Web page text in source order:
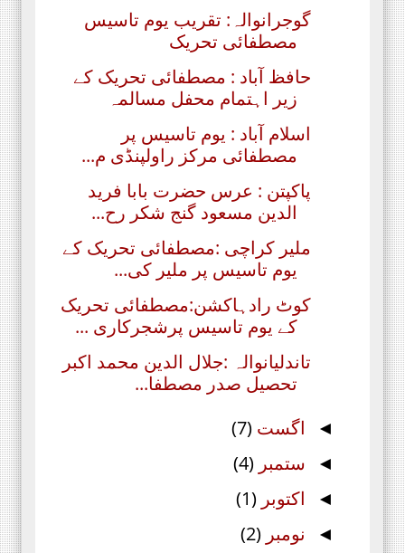
گوجرانوالہ: تقریب یوم تاسیس
مصطفائی تحریک
حافظ آباد : مصطفائی تحریک کے
زیر اہتمام محفل مسالمہ
اسلام آباد : یوم تاسیس پر
مصطفائی مرکز راولپنڈی م...
پاکپتن : عرس حضرت بابا فرید
الدین مسعود گنج شکر رح...
ملیر کراچی :مصطفائی تحریک کے
یوم تاسیس پر ملیر کی...
کوٹ رادہاکشن:مصطفائی تحریک
کے یوم تاسیس پرشجرکاری ...
تاندلیانوالہ :جلال الدین محمد اکبر
تحصیل صدر مصطفا...
◄ اگست (7)
◄ ستمبر (4)
◄ اکتوبر (1)
◄ نومبر (2)